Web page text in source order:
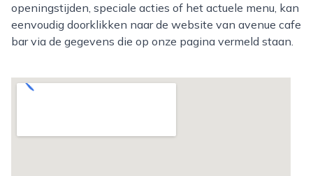
openingstijden, speciale acties of het actuele menu, kan
eenvoudig doorklikken naar de website van avenue cafe
bar via de gegevens die op onze pagina vermeld staan.